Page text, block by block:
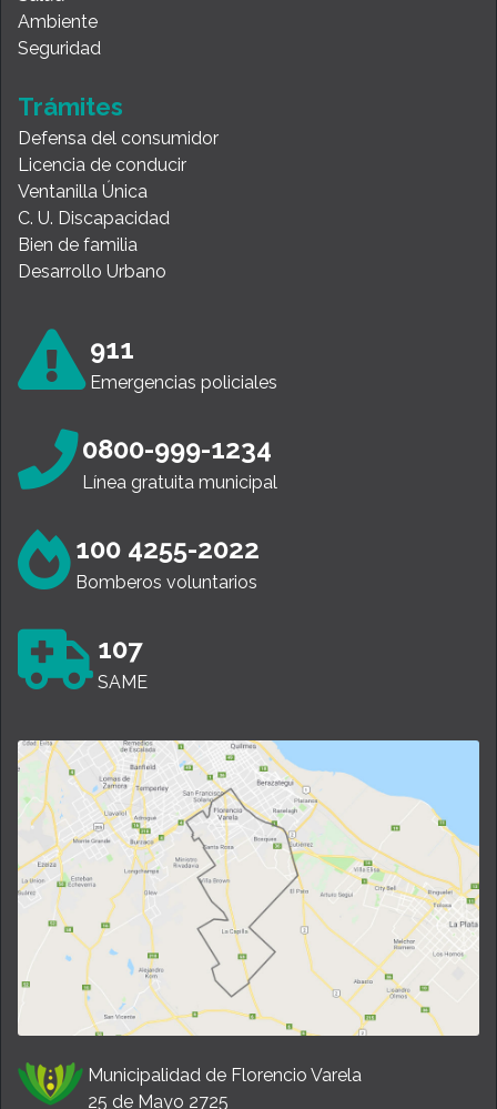
Ambiente
Seguridad
Trámites
Defensa del consumidor
Licencia de conducir
Ventanilla Única
C. U. Discapacidad
Bien de familia
Desarrollo Urbano
911
Emergencias policiales
0800-999-1234
Línea gratuita municipal
100 4255-2022
Bomberos voluntarios
107
SAME
Municipalidad de Florencio Varela
25 de Mayo 2725